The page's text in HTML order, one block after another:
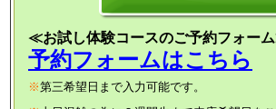
≪お試し体験コースのご予約フォー
予約フォームはこちら
※第三希望日まで入力可能です。